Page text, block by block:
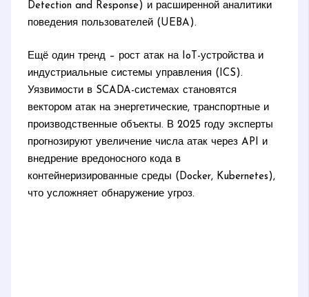
Detection and Response) и расширенной аналитики
поведения пользователей (UEBA).
Ещё один тренд – рост атак на IoT-устройства и
индустриальные системы управления (ICS).
Уязвимости в SCADA-системах становятся
вектором атак на энергетические, транспортные и
производственные объекты. В 2025 году эксперты
прогнозируют увеличение числа атак через API и
внедрение вредоносного кода в
контейнеризированные среды (Docker, Kubernetes),
что усложняет обнаружение угроз.